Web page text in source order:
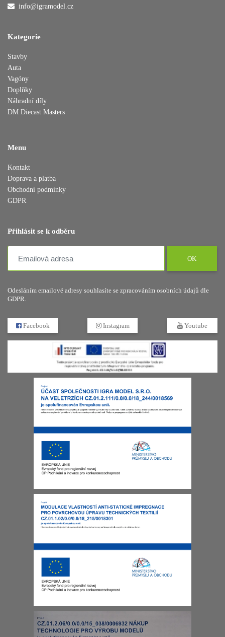
info@igramodel.cz
Kategorie
Stavby
Auta
Vagóny
Doplňky
Náhradní díly
DM Diecast Masters
Menu
Kontakt
Doprava a platba
Obchodní podmínky
GDPR
Přihlásit se k odběru
OK
Odesláním emailové adresy souhlasíte se zpracováním osobních údajů dle
GDPR.
Facebook Instagram Youtube
Pokračovat v nákupu